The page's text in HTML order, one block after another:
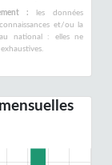
: les données
et/ou la
national : elles ne